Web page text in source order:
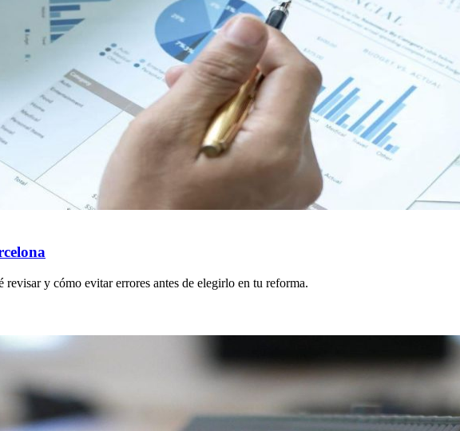
y cómo evitar errores antes de elegirlo en tu reforma.